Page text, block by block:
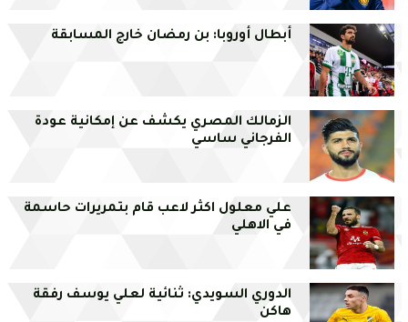
أبطال أوروبا: بن رمضان خارج المسابقة
الزمالك المصري يكشف عن إمكانية عودة
الفرجاني ساسي
علي معلول اكثر لاعب قام بتمريرات حاسمة
في الاهلي
الدوري السويدي: ثنائية لعلي يوسف رفقة
هاكن